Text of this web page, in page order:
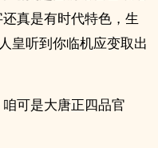
真是有时代特色，生
皇听到你临机应变取出
可是大唐正四品官